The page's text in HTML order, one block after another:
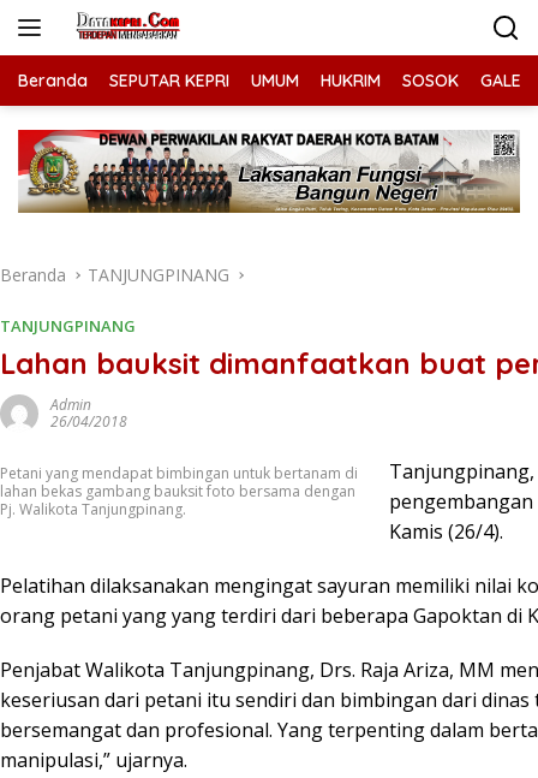
Beranda SEPUTAR KEPRI UMUM HUKRIM SOSOK
Beranda TANJUNGPINANG
TANJUNGPINANG
Lahan bauksit dimanfaatkan buat
Admin
26/04/2018
Petani yang mendapat bimbingan untuk bertanam di
lahan bekas gambang bauksit foto bersama dengan
Pj. Walikota Tanjungpinang.
Tanjungpinang,
Kamis (26/4).
Pelatihan dilaksanakan mengingat sayuran memiliki nilai
orang petani yang yang terdiri dari beberapa Gapoktan di
Penjabat Walikota Tanjungpinang, Drs. Raja Ariza, MM
keseriusan dari petani itu sendiri dan bimbingan dari
bersemangat dan profesional. Yang terpenting dalam
manipulasi,” ujarnya.